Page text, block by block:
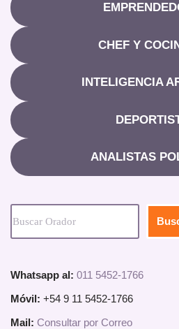
CHEF Y
INTELIGENCIA
ANALISTAS
Whatsapp al: 011 5452-1766
Móvil: +54 9 11 5452-1766
Mail: Consultar por Correo